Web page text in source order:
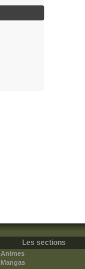
Les sections
Animes
Mangas